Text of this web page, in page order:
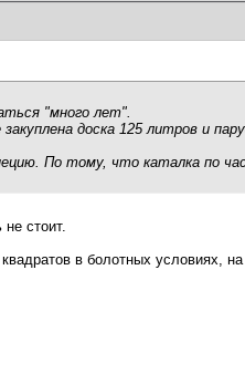
"много лет".
доска 125 литров и
По тому, что каталка по
стоит.
в болотных условиях,